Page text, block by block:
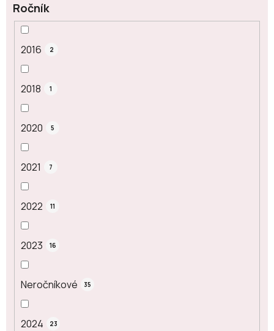
Ročník
2016 2
2018 1
2020 5
2021 7
2022 11
2023 16
Neročníkové 35
2024 23